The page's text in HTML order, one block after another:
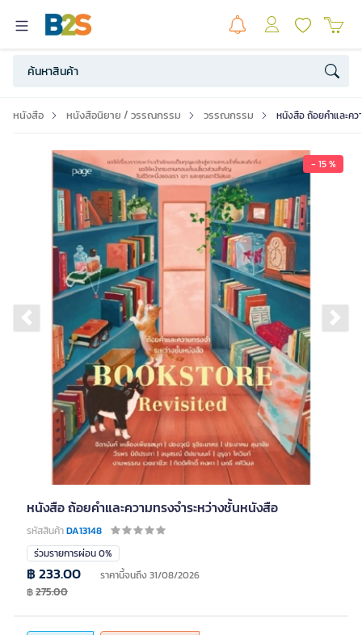
หนังสือ หนังสือนิยาย / วรรณกรรม วรรณกรรม หนังสือ ถ้อยคำและคว
- 15 %
Previous slide
หนังสือ ถ้อยคำและความทรงจำระหว่างชั้นหนังสือ
รหัสสินค้าDA13148
ร่วมรายการผ่อน 0%
฿ 233.00 ราคานี้จนถึง 31/08/2026
฿275.00